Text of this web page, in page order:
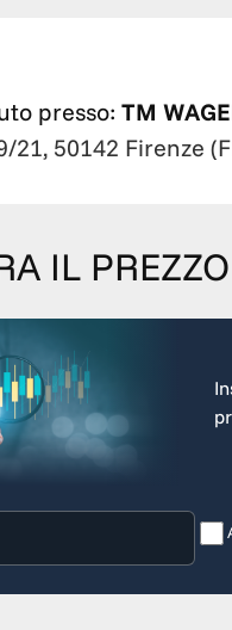
presso: TM
21, 50142 Firenze
IL PREZZO